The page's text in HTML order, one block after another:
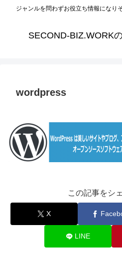
ジャンルを問わずお役立ち情報になり
SECOND-BIZ.WORK
wordpress
この記事をシ
X
LINE